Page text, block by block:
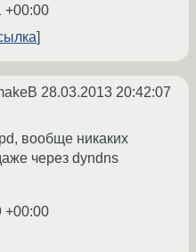
+00:00
28.03.2013 20:42:07
вообще никаких
через dyndns
+00:00